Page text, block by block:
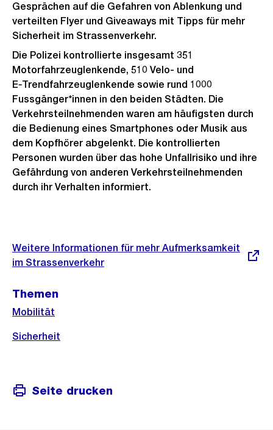
Gesprächen auf die Gefahren von Ablenkung und
verteilten Flyer und Giveaways mit Tipps für mehr
Sicherheit im Strassenverkehr.
Die Polizei kontrollierte insgesamt 351
Motorfahrzeuglenkende, 510 Velo- und
E‑Trendfahrzeuglenkende sowie rund 1000
Fussgänger*innen in den beiden Städten. Die
Verkehrsteilnehmenden waren am häufigsten durch
die Bedienung eines Smartphones oder Musik aus
dem Kopfhörer abgelenkt. Die kontrollierten
Personen wurden über das hohe Unfallrisiko und ihre
Gefährdung von anderen Verkehrsteilnehmenden
durch ihr Verhalten informiert.
Informationen
Externer
Link:
Weitere Informationen für mehr Aufmerksamkeit
im Strassenverkehr
Themen
Mobilität
Sicherheit
Seite drucken